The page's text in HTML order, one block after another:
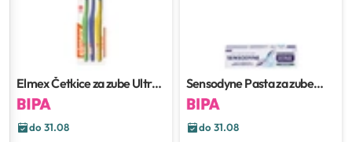
Elmex Četkice za zube Ultra
soft3/1
do 31.08
Sensodyne Pasta za zube
Clinical repair
do 31.08